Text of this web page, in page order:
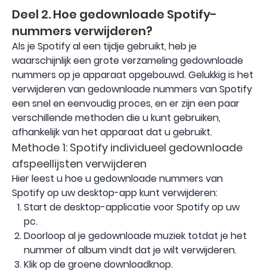
Deel 2. Hoe gedownloade Spotify-
nummers verwijderen?
Als je Spotify al een tijdje gebruikt, heb je
waarschijnlijk een grote verzameling gedownloade
nummers op je apparaat opgebouwd. Gelukkig is het
verwijderen van gedownloade nummers van Spotify
een snel en eenvoudig proces, en er zijn een paar
verschillende methoden die u kunt gebruiken,
afhankelijk van het apparaat dat u gebruikt.
Methode 1: Spotify individueel gedownloade
afspeellijsten verwijderen
Hier leest u hoe u gedownloade nummers van
Spotify op uw desktop-app kunt verwijderen:
Start de desktop-applicatie voor Spotify op uw
pc.
Doorloop al je gedownloade muziek totdat je het
nummer of album vindt dat je wilt verwijderen.
Klik op de groene downloadknop.